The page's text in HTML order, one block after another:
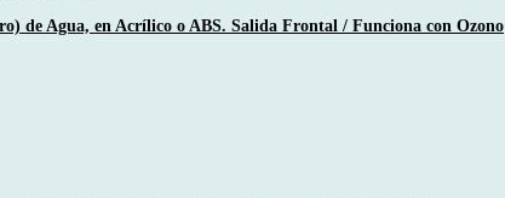
de Agua, en Acrílico o ABS. Salida Frontal / Funciona con Ozono